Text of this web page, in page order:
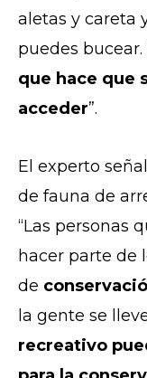
aletas y careta
puedes bucear.
que hace que
acceder”.
El experto
de fauna de
“Las personas
hacer parte de
de
la gente se
recreativo